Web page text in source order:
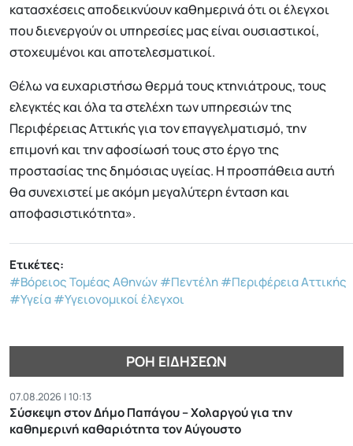
κατασχέσεις αποδεικνύουν καθημερινά ότι οι έλεγχοι
που διενεργούν οι υπηρεσίες μας είναι ουσιαστικοί,
στοχευμένοι και αποτελεσματικοί.
Θέλω να ευχαριστήσω θερμά τους κτηνιάτρους, τους
ελεγκτές και όλα τα στελέχη των υπηρεσιών της
Περιφέρειας Αττικής για τον επαγγελματισμό, την
επιμονή και την αφοσίωσή τους στο έργο της
προστασίας της δημόσιας υγείας. Η προσπάθεια αυτή
θα συνεχιστεί με ακόμη μεγαλύτερη ένταση και
αποφασιστικότητα».
Ετικέτες:
#Βόρειος Τομέας Αθηνών#Πεντέλη#Περιφέρεια Αττικής
#Υγεία#Υγειονομικοί έλεγχοι
ΡΟΉ ΕΙΔΉΣΕΩΝ
07.08.2026 | 10:13
Σύσκεψη στον Δήμο Παπάγου – Χολαργού για την
καθημερινή καθαριότητα τον Αύγουστο